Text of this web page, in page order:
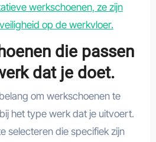
werkschoenen, ze zijn
op de werkvloer.
die passen
dat je doet.
om werkschoenen te
het type werk dat je uitvoert.
selecteren die specifiek zijn